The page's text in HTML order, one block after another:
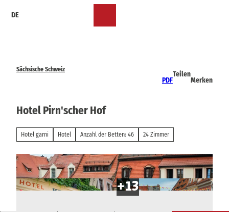
DE
Sächsische Schweiz
PDF
Teilen
Merken
Hotel Pirn'scher Hof
Hotel garni Hotel Anzahl der Betten: 46 24 Zimmer